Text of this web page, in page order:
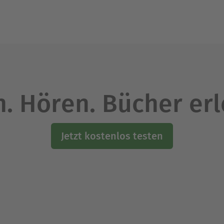
Hören. Bücher
Jetzt kostenlos testen